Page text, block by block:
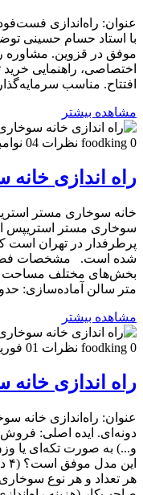
عنوان: راه‌اندازی
با استاد حسام حسینی
موفق در قزوین. مشاوره
اختصاصی، راهنمایی
افتتاح. مناسب
مشاهده بیشتر
foodking 0 نظرات 04 نوامبر 2023
راه اندازی
خانه سوخاری مستر
سوخاری مستر استریپس
پرطرفدار در تهران است
شده است. مشخصات
متر سالن آماده‌سازی: حدود
مشاهده بیشتر
foodking 0 نظرات 01 فوریه 2023
راه اندازی
عنوان: راه‌اندازی خانه
دونه‌ای. ایده اصلی: فروش
و...) به صورت تکه‌ای یا
هر تعداد و هر نوع